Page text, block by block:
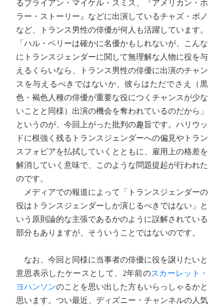
るブライアン・マイケル・スミス、『アメリカン・ホ
ラー・ストーリー』などに出演しているチャズ・ボノ
など、トランス男性の俳優が何人も活躍しています。
「ハル・ベリーは確かに名優かもしれないが、こんな
にトランスジェンダーに関して無理解な人物に役を与
えるくらいなら、トランス男性の俳優に出演のチャン
スを与えるべきではないか、彼らはただでさえ（黒
色・褐色人種の俳優が重要な役につくチャンスが少な
いことと同様）出演の機会を奪われているのだから」
というのが、今回上がった批判の趣旨です。ハリウッ
ドに根強く残るトランスジェンダーへの偏見やトラン
スフォビアを払拭していくとともに、雇用上の格差を
解消していく意味で、このような問題提起が行われた
のです。
メディアでの報道によって「トランスジェンダーの
役はトランスジェンダーしか演じるべきではない」と
いう原則論的な主張であるかのように誤解されている
部分もありますが、そういうことではないのです。
なお、今回と同様に当事者の俳優に役を譲りたいと
意思表示したケースとして、2年前のスカーレット・
ヨハンソンのことを思い出した方もいらっしゃるかと
思います。つい最近、ディズニー・チャンネルの人気